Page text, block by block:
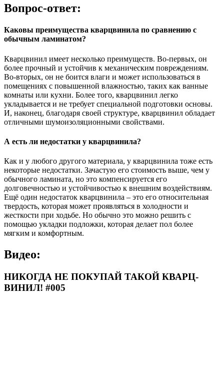
Вопрос-ответ:
Каковы преимущества кварцвинила по сравнению с
обычным ламинатом?
Кварцвинил имеет несколько преимуществ. Во-первых, он
более прочный и устойчив к механическим повреждениям.
Во-вторых, он не боится влаги и может использоваться в
помещениях с повышенной влажностью, таких как ванные
комнаты или кухни. Более того, кварцвинил легко
укладывается и не требует специальной подготовки основы.
И, наконец, благодаря своей структуре, кварцвинил обладает
отличными шумоизоляционными свойствами.
А есть ли недостатки у кварцвинила?
Как и у любого другого материала, у кварцвинила тоже есть
некоторые недостатки. Зачастую его стоимость выше, чем у
обычного ламината, но это компенсируется его
долговечностью и устойчивостью к внешним воздействиям.
Ещё один недостаток кварцвинила – это его относительная
твердость, которая может проявляться в холодности и
жесткости при ходьбе. Но обычно это можно решить с
помощью укладки подложки, которая делает пол более
мягким и комфортным.
Видео:
НИКОГДА НЕ ПОКУПАЙ ТАКОЙ КВАРЦ-
ВИНИЛ! #005